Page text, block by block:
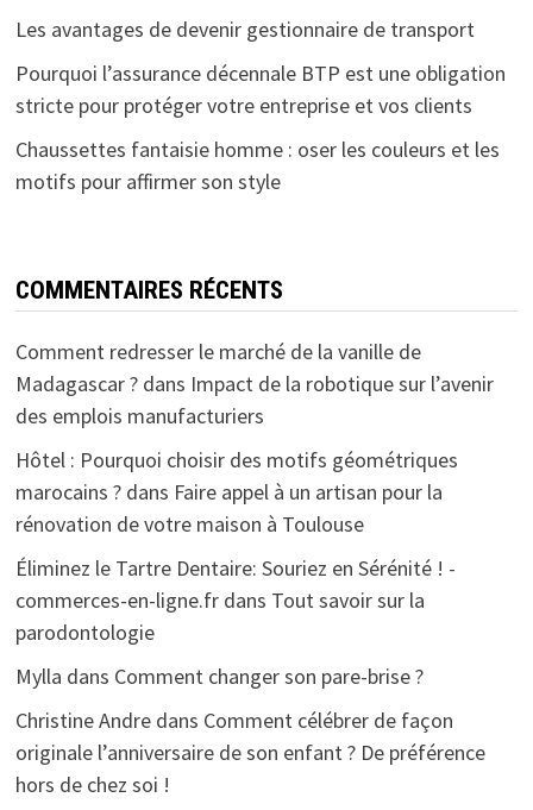
Les avantages de devenir gestionnaire de transport
Pourquoi l’assurance décennale BTP est une obligation
stricte pour protéger votre entreprise et vos clients
Chaussettes fantaisie homme : oser les couleurs et les
motifs pour affirmer son style
COMMENTAIRES RÉCENTS
Comment redresser le marché de la vanille de
Madagascar ?dans Impact de la robotique sur l’avenir
des emplois manufacturiers
Hôtel : Pourquoi choisir des motifs géométriques
marocains ?dans Faire appel à un artisan pour la
rénovation de votre maison à Toulouse
Éliminez le Tartre Dentaire: Souriez en Sérénité ! -
commerces-en-ligne.frdans Tout savoir sur la
parodontologie
Mylla dans Comment changer son pare-brise ?
Christine Andredans Comment célébrer de façon
originale l’anniversaire de son enfant ? De préférence
hors de chez soi !